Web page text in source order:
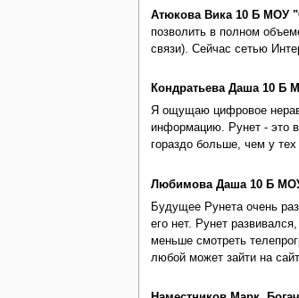
Атюкова Вика 10 Б
позволить в полном
связи). Сейчас сетью
Кондратьева Даша 10
Я ощущаю цифровое
информацию. Рунет - это
гораздо больше, чем у
Любимова Даша 10 Б
Будущее Рунета очень
его нет. Рунет
меньше смотреть
любой может зайти на